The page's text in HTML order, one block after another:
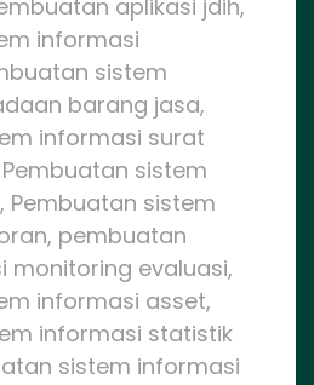
aplikasi jdih,
informasi
sistem
barang jasa,
informasi surat
sistem
Pembuatan sistem
pembuatan
monitoring evaluasi,
informasi asset,
informasi statistik
sistem informasi